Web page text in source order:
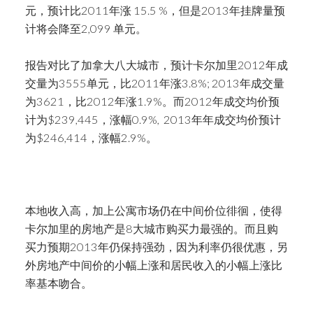
元，预计比2011年涨 15.5 %，但是2013年挂牌量预
计将会降至2,099 单元。
报告对比了加拿大八大城市，预计卡尔加里2012年成
交量为3555单元，比2011年涨3.8%; 2013年成交量
为3621，比2012年涨1.9%。而2012年成交均价预
计为$239,445，涨幅0.9%, 2013年年成交均价预计
为$246,414，涨幅2.9%。
本地收入高，加上公寓市场仍在中间价位徘徊，使得
卡尔加里的房地产是8大城市购买力最强的。而且购
买力预期2013年仍保持强劲，因为利率仍很优惠，另
外房地产中间价的小幅上涨和居民收入的小幅上涨比
率基本吻合。